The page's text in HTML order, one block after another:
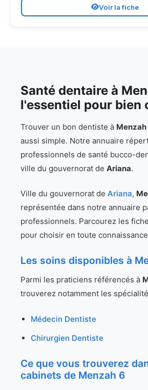
Voir la fiche
Santé dentaire à
l'essentiel pour bien
Trouver un bon dentiste à Menzah
aussi simple. Notre annuaire
professionnels de santé bucco-
ville du gouvernorat de Ariana.
Ville du gouvernorat de Ariana,
représentée dans notre annuaire
professionnels. Parcourez les
pour choisir en toute
Les soins disponibles à
Parmi les praticiens référencés à
trouverez notamment les
Médecin Dentiste
Chirurgien Dentiste
Ce que vous trouverez
cabinets de Menzah 6